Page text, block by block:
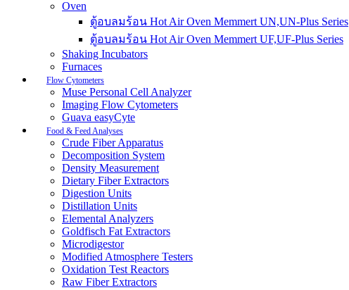
Oven
ตู้อบลมร้อน Hot Air Oven Memmert UN,UN-Plus Series
ตู้อบลมร้อน Hot Air Oven Memmert UF,UF-Plus Series
Shaking Incubators
Furnaces
Flow Cytometers
Muse Personal Cell Analyzer
Imaging Flow Cytometers
Guava easyCyte
Food & Feed Analyses
Crude Fiber Apparatus
Decomposition System
Density Measurement
Dietary Fiber Extractors
Digestion Units
Distillation Units
Elemental Analyzers
Goldfisch Fat Extractors
Microdigestor
Modified Atmosphere Testers
Oxidation Test Reactors
Raw Fiber Extractors